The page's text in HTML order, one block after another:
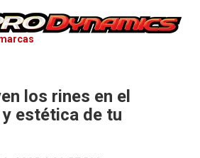
los rines en el
estética de tu